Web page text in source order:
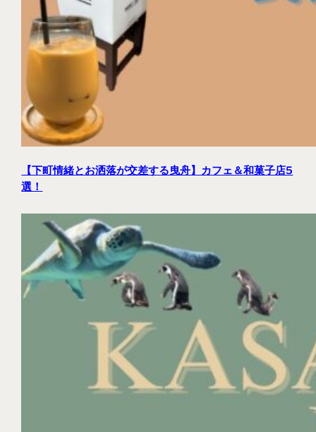
【下町情緒とお洒落が交差する曳舟】カフェ＆和菓子店5
選！